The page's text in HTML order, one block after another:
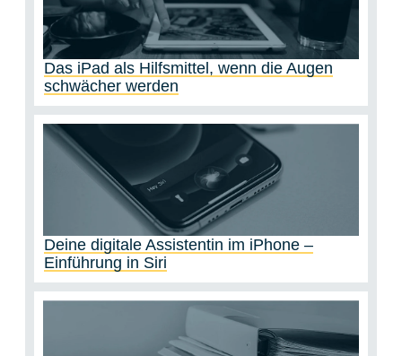
Das iPad als Hilfsmittel, wenn die Augen
schwächer werden
Deine digitale Assistentin im iPhone –
Einführung in Siri